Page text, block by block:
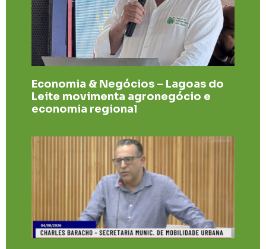
Economia & Negócios – Lagoas do
Leite movimenta agronegócio e
economia regional